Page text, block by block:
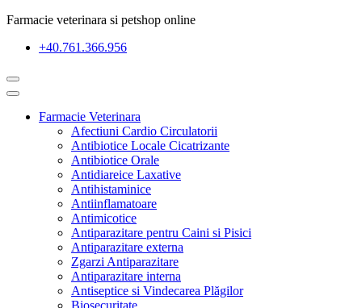
Farmacie veterinara si petshop online
+40.761.366.956
Farmacie Veterinara
Afectiuni Cardio Circulatorii
Antibiotice Locale Cicatrizante
Antibiotice Orale
Antidiareice Laxative
Antihistaminice
Antiinflamatoare
Antimicotice
Antiparazitare pentru Caini si Pisici
Antiparazitare externa
Zgarzi Antiparazitare
Antiparazitare interna
Antiseptice si Vindecarea Plăgilor
Biosecuritate